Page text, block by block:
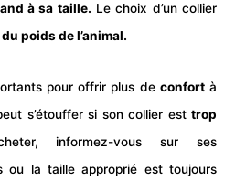
à sa taille. Le choix d’uncollier
poids de l’animal.
pour offrir plus de confortà
s’étouffer si son collier est trop
informez-vous sur ses
ou la taille approprié est toujours